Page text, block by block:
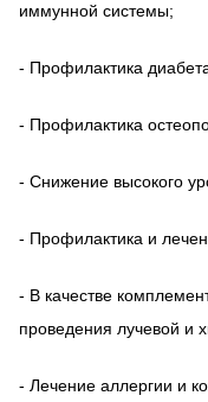
иммунной системы;
- Профилактика
- Профилактика
- Снижение высокого
- Профилактика и
- В качестве
проведения лучевой и
- Лечение аллергии и